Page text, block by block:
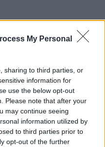
My Personal
sharing to third parties, or
information for
use the below opt-out
Please note that after your
may continue seeing
information utilized by
to third parties prior to
opt-out of the further